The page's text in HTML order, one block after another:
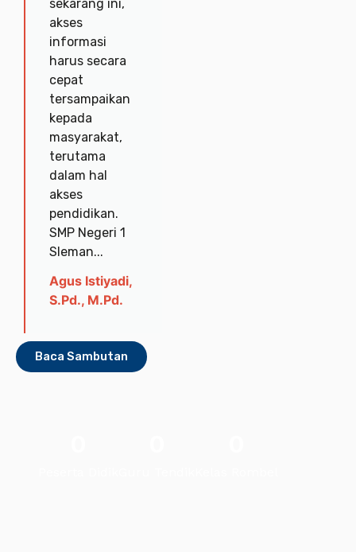
sekarang ini,
akses
informasi
harus secara
cepat
tersampaikan
kepada
masyarakat,
terutama
dalam hal
akses
pendidikan.
SMP Negeri 1
Sleman...
Agus Istiyadi,
S.Pd., M.Pd.
Baca Sambutan